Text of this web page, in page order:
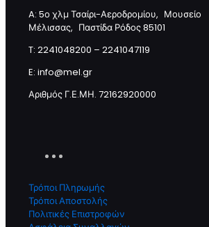
A: 5ο χλμ Τσαίρι-Αεροδρομίου, Μουσείο
Μέλισσας, Παστίδα Ρόδος 85101
T: 2241048200 – 2241047119
E: info@mel.gr
Αριθμός Γ.Ε.ΜΗ. 72162920000
Τρόποι Πληρωμής
Τρόποι Αποστολής
Πολιτικές Επιστροφών